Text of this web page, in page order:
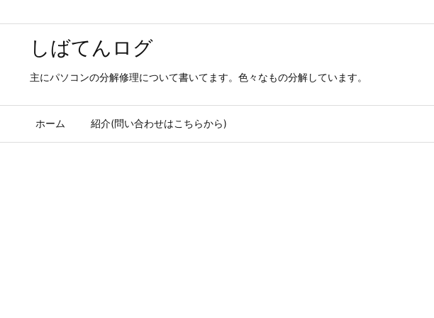
しばてんログ
主にパソコンの分解修理について書いてます。色々なもの分解しています。
ホーム 紹介(問い合わせはこちらから)